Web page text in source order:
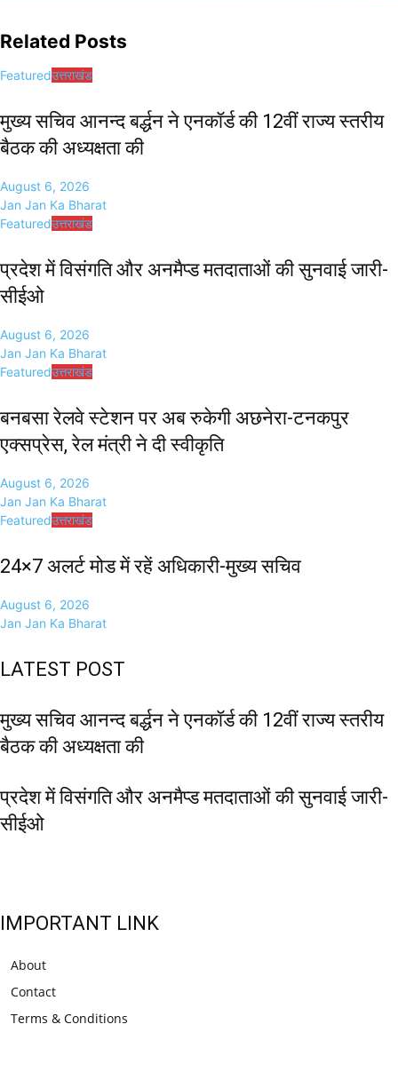
Related Posts
Featuredउत्तराखंड
मुख्य सचिव आनन्द बर्द्धन ने एनकॉर्ड की 12वीं राज्य स्तरीय
बैठक की अध्यक्षता की
August 6, 2026
Jan Jan Ka Bharat
Featuredउत्तराखंड
प्रदेश में विसंगति और अनमैप्ड मतदाताओं की सुनवाई जारी-
सीईओ
August 6, 2026
Jan Jan Ka Bharat
Featuredउत्तराखंड
बनबसा रेलवे स्टेशन पर अब रुकेगी अछनेरा-टनकपुर
एक्सप्रेस, रेल मंत्री ने दी स्वीकृति
August 6, 2026
Jan Jan Ka Bharat
Featuredउत्तराखंड
24×7 अलर्ट मोड में रहें अधिकारी-मुख्य सचिव
August 6, 2026
Jan Jan Ka Bharat
LATEST POST
मुख्य सचिव आनन्द बर्द्धन ने एनकॉर्ड की 12वीं राज्य स्तरीय
बैठक की अध्यक्षता की
प्रदेश में विसंगति और अनमैप्ड मतदाताओं की सुनवाई जारी-
सीईओ
IMPORTANT LINK
About
Contact
Terms & Conditions